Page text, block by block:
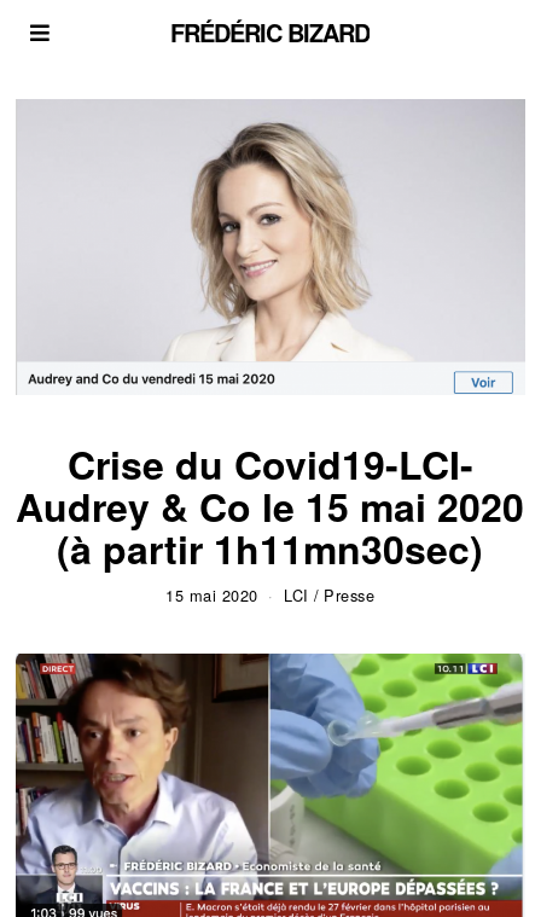
FRÉDÉRIC BIZARD
Crise du Covid19-LCI-
Audrey & Co le 15 mai 2020
(à partir 1h11mn30sec)
15 mai 2020 LCI / Presse